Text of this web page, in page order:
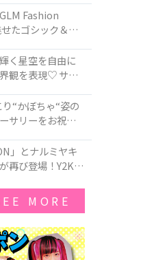
Fashion
たゴシック＆ロ
く星空を自由に
観を表現♡ サマ
ヤー』を記念し
“かぼちゃ“姿の
サリーをお祝い
では「かぼち
」も登場
」とナルミヤキ
再び登場！Y2Kム
MORE